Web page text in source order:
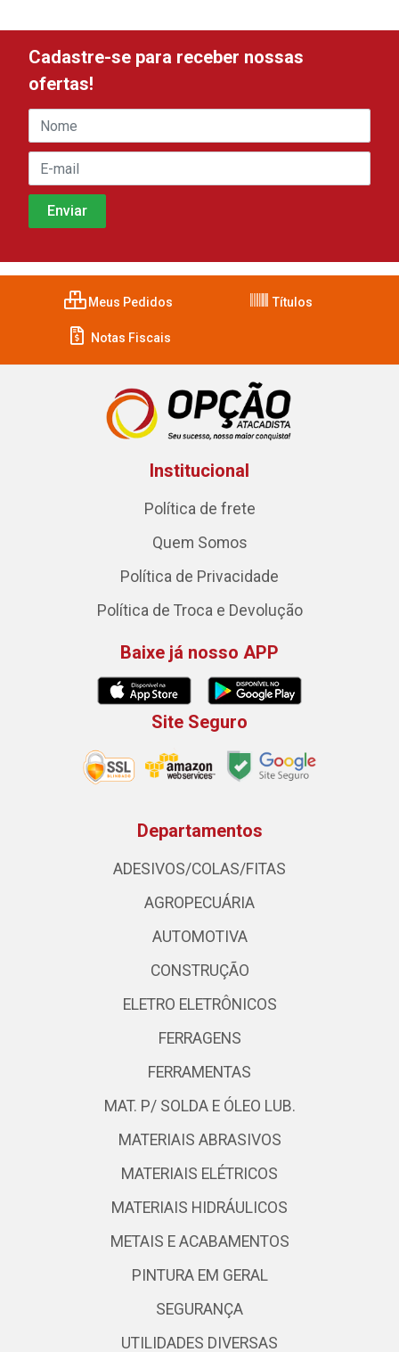
Cadastre-se para receber nossas
ofertas!
Meus Pedidos Títulos
Notas Fiscais
Institucional
Política de frete
Quem Somos
Política de Privacidade
Política de Troca e Devolução
Baixe já nosso APP
Site Seguro
Departamentos
ADESIVOS/COLAS/FITAS
AGROPECUÁRIA
AUTOMOTIVA
CONSTRUÇÃO
ELETRO ELETRÔNICOS
FERRAGENS
FERRAMENTAS
MAT. P/ SOLDA E ÓLEO LUB.
MATERIAIS ABRASIVOS
MATERIAIS ELÉTRICOS
MATERIAIS HIDRÁULICOS
METAIS E ACABAMENTOS
PINTURA EM GERAL
SEGURANÇA
UTILIDADES DIVERSAS